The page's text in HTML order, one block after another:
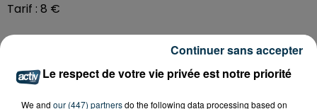
Tarif : 8 €
Le respect de votre vie privée est notre priorité
We and our (447) partnersdo the following data processing based on
Continuer sans accepter